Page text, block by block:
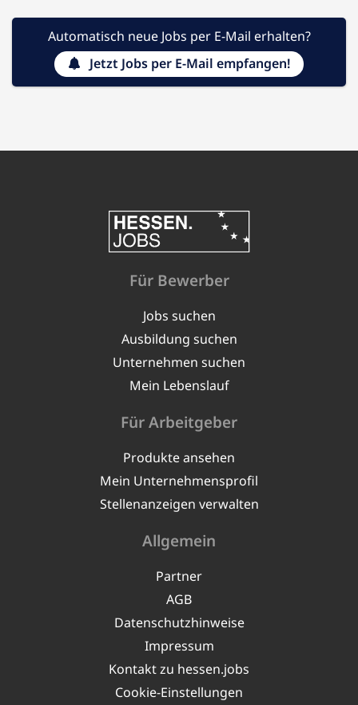
Automatisch neue Jobs per E-Mail erhalten?
Jetzt Jobs per E-Mail empfangen!
Für Bewerber
Jobs suchen
Ausbildung suchen
Unternehmen suchen
Mein Lebenslauf
Für Arbeitgeber
Produkte ansehen
Mein Unternehmensprofil
Stellenanzeigen verwalten
Allgemein
Partner
AGB
Datenschutzhinweise
Impressum
Kontakt zu hessen.jobs
Cookie-Einstellungen